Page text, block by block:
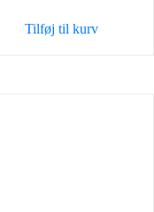
149,00 kr..
Tilføj til kurv